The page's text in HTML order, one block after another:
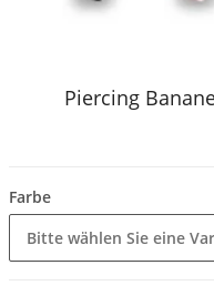
Piercing
Farbe
Bitte wählen Sie eine